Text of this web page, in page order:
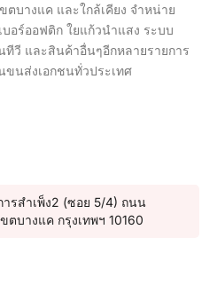
ตบางแค และใกล้เคียง จำหน่าย
อร์ออฟติก ใยแก้วนำแสง ระบบ
วี และสินค้าอื่นๆอีกหลายรายการ
ขนส่งเอกชนทั่วประเทศ
รสำเพ็ง2 (ซอย 5/4) ถนน
ตบางแค กรุงเทพฯ 10160